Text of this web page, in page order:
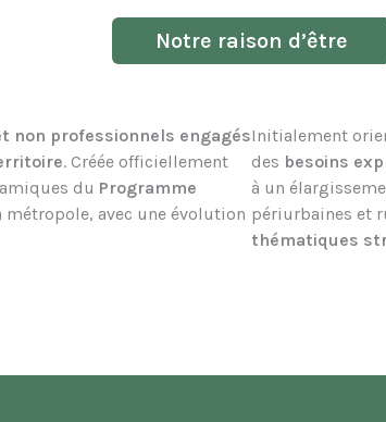
Notre raison d’être
non professionnels engagés
. Créée officiellement
du Programme
métropole, avec une évolution
Initialement
des besoins
à un
périurbaines et
thématiques